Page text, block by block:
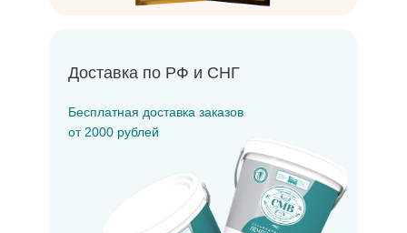
Доставка по РФ и СНГ
Бесплатная доставка заказов
от 2000 рублей